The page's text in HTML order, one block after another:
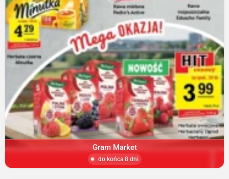
Gram Market
do końca 8 dni